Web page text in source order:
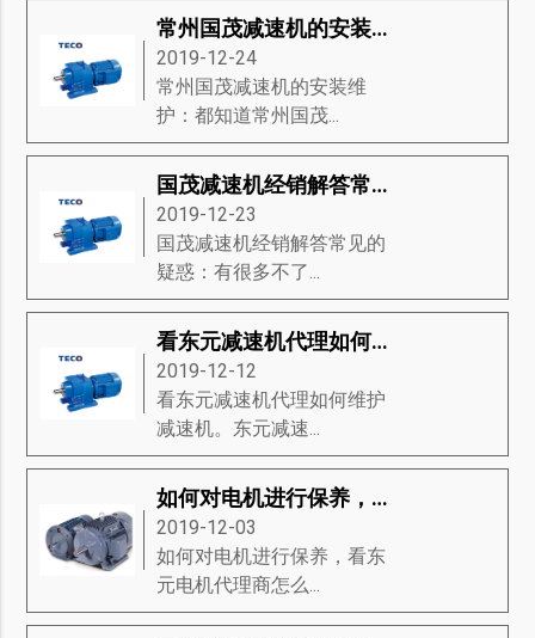
常州国茂减速机的安装维护
2019-12-24
常州国茂减速机的安装维
护：都知道常州国茂...
国茂减速机经销解答常见的疑惑
2019-12-23
国茂减速机经销解答常见的
疑惑：有很多不了...
看东元减速机代理如何维护减速机
2019-12-12
看东元减速机代理如何维护
减速机。东元减速...
如何对电机进行保养，看东元电机代理商怎么说
2019-12-03
如何对电机进行保养，看东
元电机代理商怎么...